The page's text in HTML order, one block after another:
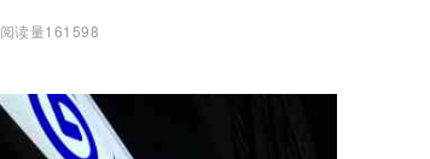
园区绿色低碳发展的金融产品。
阅读量161598